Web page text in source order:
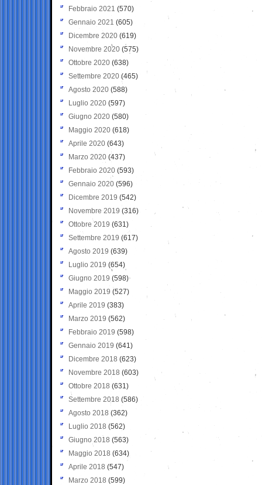
Febbraio 2021 (570)
Gennaio 2021 (605)
Dicembre 2020 (619)
Novembre 2020 (575)
Ottobre 2020 (638)
Settembre 2020(465)
Agosto 2020 (588)
Luglio 2020 (597)
Giugno 2020 (580)
Maggio 2020 (618)
Aprile 2020 (643)
Marzo 2020 (437)
Febbraio 2020 (593)
Gennaio 2020 (596)
Dicembre 2019 (542)
Novembre 2019 (316)
Ottobre 2019 (631)
Settembre 2019 (617)
Agosto 2019 (639)
Luglio 2019 (654)
Giugno 2019 (598)
Maggio 2019 (527)
Aprile 2019 (383)
Marzo 2019 (562)
Febbraio 2019 (598)
Gennaio 2019 (641)
Dicembre 2018 (623)
Novembre 2018 (603)
Ottobre 2018 (631)
Settembre 2018 (586)
Agosto 2018 (362)
Luglio 2018 (562)
Giugno 2018 (563)
Maggio 2018 (634)
Aprile 2018 (547)
Marzo 2018 (599)